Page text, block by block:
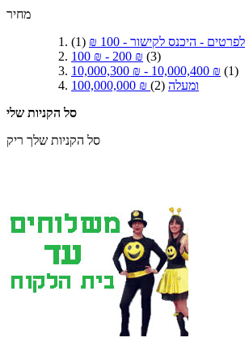
מחיר
לפרטים - היכנס לקישור -
100 ₪
(1)
100 ₪ - 200 ₪ (3)
10,000,300 ₪ - 10,000,400 ₪ (1)
100,000,000 ₪
ומעלה (2)
סל הקניות שלי
סל הקניות שלך ריק